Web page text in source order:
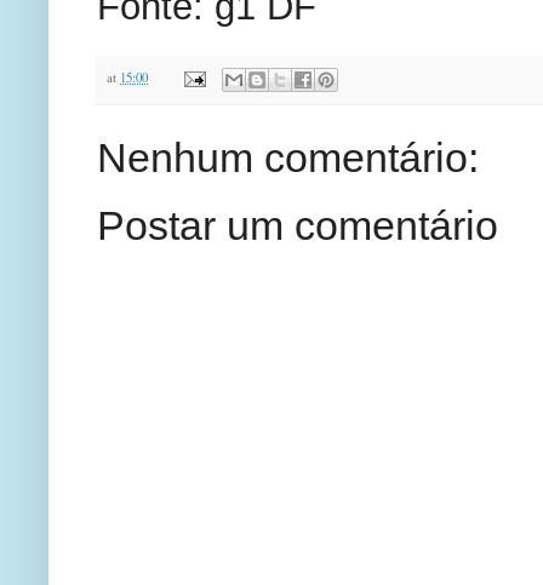
at 15:00
Nenhum comentário:
Postar um comentário